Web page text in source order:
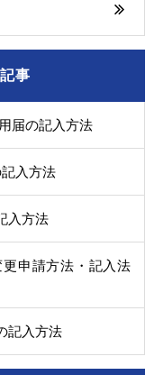
事
届の記入方法
入方法
入方法
申請方法・記入法
記入方法